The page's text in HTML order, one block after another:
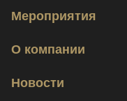
Мероприятия
О компании
Новости